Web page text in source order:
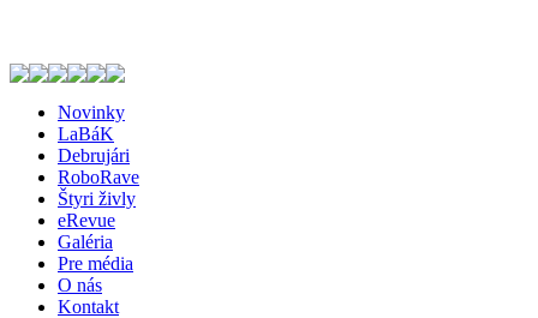
Novinky
LaBáK
Debrujári
RoboRave
Štyri živly
eRevue
Galéria
Pre média
O nás
Kontakt